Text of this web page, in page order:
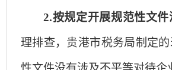
2.按规定开展规范性文
理排查，贵港市税务局制定